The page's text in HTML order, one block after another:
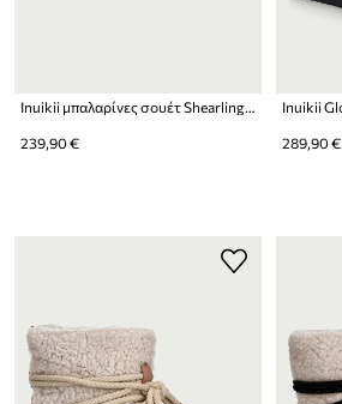
Inuikii μπαλαρίνες σουέτ Shearling M.J.
239,90 € 289,90 €